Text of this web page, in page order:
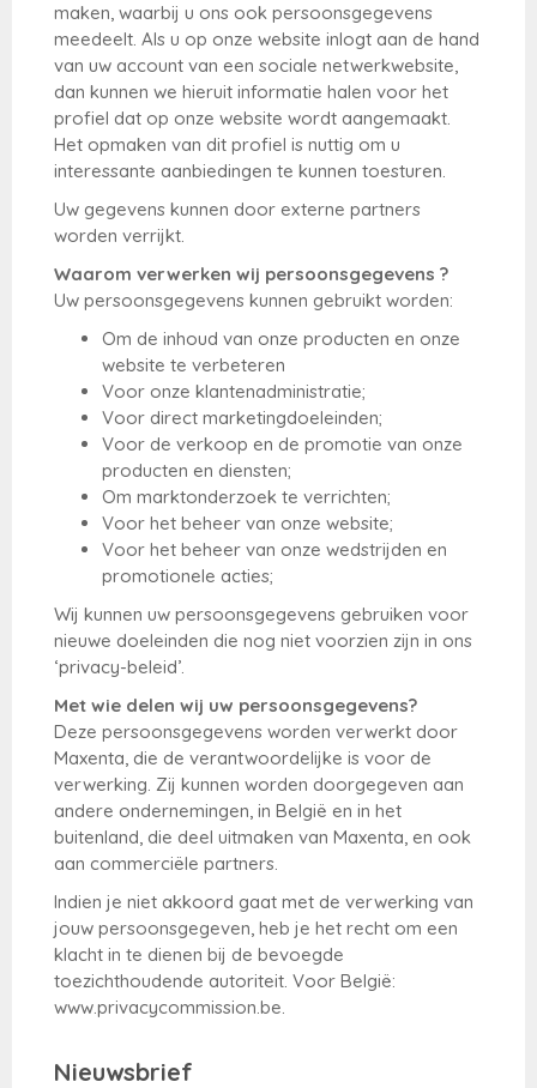
maken, waarbij u ons ook persoonsgegevens
meedeelt. Als u op onze website inlogt aan de hand
van uw account van een sociale netwerkwebsite,
dan kunnen we hieruit informatie halen voor het
profiel dat op onze website wordt aangemaakt.
Het opmaken van dit profiel is nuttig om u
interessante aanbiedingen te kunnen toesturen.
Uw gegevens kunnen door externe partners
worden verrijkt.
Waarom verwerken wij persoonsgegevens ?
Uw persoonsgegevens kunnen gebruikt worden:
Om de inhoud van onze producten en onze
website te verbeteren
Voor onze klantenadministratie;
Voor direct marketingdoeleinden;
Voor de verkoop en de promotie van onze
producten en diensten;
Om marktonderzoek te verrichten;
Voor het beheer van onze website;
Voor het beheer van onze wedstrijden en
promotionele acties;
Wij kunnen uw persoonsgegevens gebruiken voor
nieuwe doeleinden die nog niet voorzien zijn in ons
‘privacy-beleid’.
Met wie delen wij uw persoonsgegevens?
Deze persoonsgegevens worden verwerkt door
Maxenta, die de verantwoordelijke is voor de
verwerking. Zij kunnen worden doorgegeven aan
andere ondernemingen, in België en in het
buitenland, die deel uitmaken van Maxenta, en ook
aan commerciële partners.
Indien je niet akkoord gaat met de verwerking van
jouw persoonsgegeven, heb je het recht om een
klacht in te dienen bij de bevoegde
toezichthoudende autoriteit. Voor België:
www.privacycommission.be.
Nieuwsbrief